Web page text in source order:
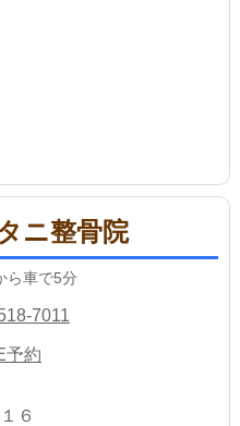
ニ整骨院
ら車で5分
６